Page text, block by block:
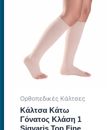
παραλλαγές.
Οι
επιλογές
μπορούν
να
επιλεγούν
στη
του
προϊόντος
Ορθοπεδικές Κάλτσες
Κάλτσα Κάτω
Γόνατος Κλάση 1